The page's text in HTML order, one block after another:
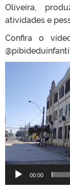
Oliveira,
atividades e
Confira o
o
r
d
v
00:00